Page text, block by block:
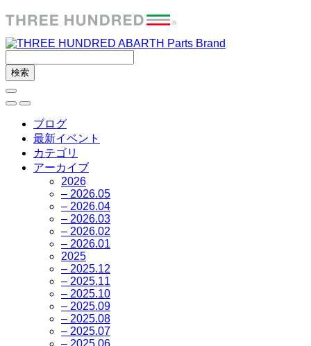
ブログ
最新イベント
カテゴリ
アーカイブ
2026
– 2026.05
– 2026.04
– 2026.03
– 2026.02
– 2026.01
2025
– 2025.12
– 2025.11
– 2025.10
– 2025.09
– 2025.08
– 2025.07
– 2025.06